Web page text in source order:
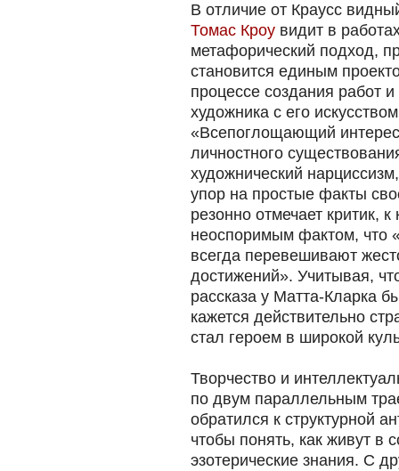
В отличие от Краусс
Томас Кроу видит в
метафорический подход,
становится единым
процессе создания работ
художника с его
«Всепоглощающий
личностного
художнический
упор на простые факты
резонно отмечает критик,
неоспоримым фактом, что
всегда перевешивают
достижений». Учитывая,
рассказа у Матта-Кларка
кажется действительно
стал героем в широкой
Творчество и
по двум параллельным
обратился к структурной
чтобы понять, как живут в
эзотерические знания. С